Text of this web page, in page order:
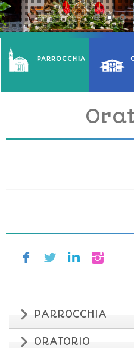
PARROCCHIA
PARROCCHIA
ORATORIO